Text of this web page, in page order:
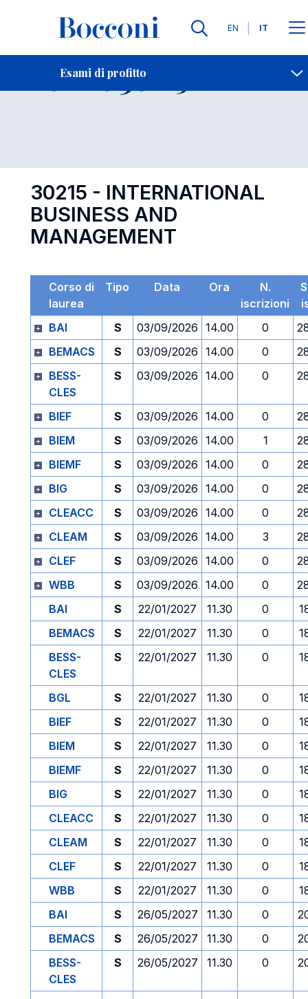
Lingue
EN IT
Esami di profitto
Contatti
Esame 30215 Open
30215 - INTERNATIONAL
BUSINESS AND
MANAGEMENT
Corso di
laurea
Tipo Data Ora
N.
iscrizioni
BAI
S 03/09/2026 14.00 0
BEMACS
S 03/09/2026 14.00 0
BESS-
CLES
S 03/09/2026 14.00 0
BIEF S 03/09/2026 14.00 0
BIEM
S 03/09/2026 14.00 1
BIEMF
S 03/09/2026 14.00 0
BIG
S 03/09/2026 14.00 0
CLEACC
S 03/09/2026 14.00 0
CLEAM
S 03/09/2026 14.00 3
CLEF
S 03/09/2026 14.00 0
WBB
S 03/09/2026 14.00 0
BAI
S 22/01/2027 11.30 0
BEMACS
S 22/01/2027 11.30 0
BESS-
CLES
S 22/01/2027 11.30 0
BGL S 22/01/2027 11.30 0
BIEF
S 22/01/2027 11.30 0
BIEM
S 22/01/2027 11.30 0
BIEMF
S 22/01/2027 11.30 0
BIG
S 22/01/2027 11.30 0
CLEACC
S 22/01/2027 11.30 0
CLEAM
S 22/01/2027 11.30 0
CLEF
S 22/01/2027 11.30 0
WBB
S 22/01/2027 11.30 0
BAI
S 26/05/2027 11.30 0
BEMACS
S 26/05/2027 11.30 0
BESS-
CLES
S 26/05/2027 11.30 0